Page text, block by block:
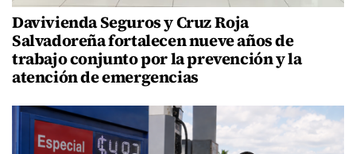
Davivienda Seguros y Cruz Roja
Salvadoreña fortalecen nueve años de
trabajo conjunto por la prevención y la
atención de emergencias